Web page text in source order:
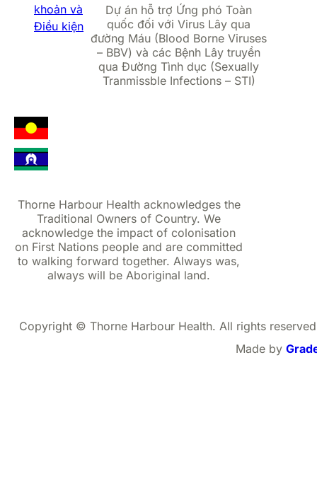
khoản và
Điều kiện
Dự án hỗ trợ Ứng phó Toàn
quốc đối với Virus Lây qua
đường Máu (Blood Borne Viruses
– BBV) và các Bệnh Lây truyền
qua Đường Tình dục (Sexually
Tranmissble Infections – STI)
Thorne Harbour Health acknowledges the
Traditional Owners of Country. We
acknowledge the impact of colonisation
on First Nations people and are committed
to walking forward together. Always was,
always will be Aboriginal land.
Copyright © Thorne Harbour Health. All rights
Made by